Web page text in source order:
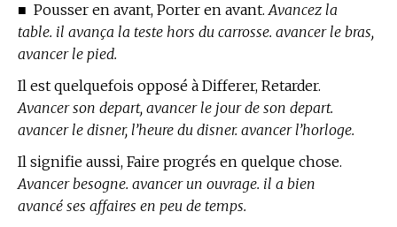
■ Pousser en avant, Porter en avant. Avancez la
table. il avança la teste hors du carrosse. avancer le bras,
avancer le pied.
Il est quelquefois opposé à Differer, Retarder.
Avancer son depart, avancer le jour de son depart.
avancer le disner, l’heure du disner. avancer l’horloge.
Il signifie aussi, Faire progrés en quelque chose.
Avancer besogne. avancer un ouvrage. il a bien
avancé ses affaires en peu de temps.